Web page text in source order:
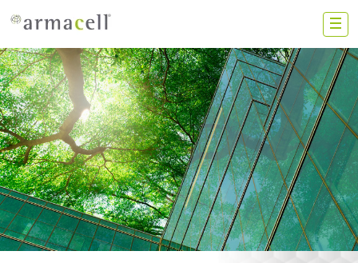
ZS
中国大陆
联系我们
加入我们
投资者
新闻动态